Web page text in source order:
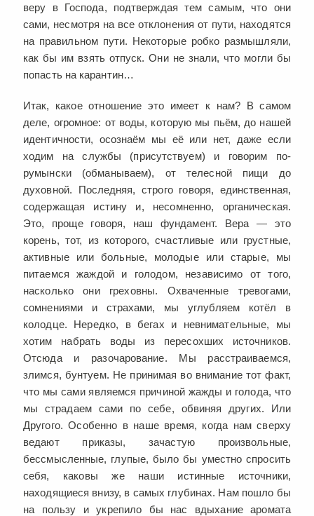
веру в Господа, подтверждая тем самым, что они
сами, несмотря на все отклонения от пути, находятся
на правильном пути. Некоторые робко размышляли,
как бы им взять отпуск. Они не знали, что могли бы
попасть на карантин…
Итак, какое отношение это имеет к нам? В самом
деле, огромное: от воды, которую мы пьём, до нашей
идентичности, осознаём мы её или нет, даже если
ходим на службы (присутствуем) и говорим по-
румынски (обманываем), от телесной пищи до
духовной. Последняя, строго говоря, единственная,
содержащая истину и, несомненно, органическая.
Это, проще говоря, наш фундамент. Вера — это
корень, тот, из которого, счастливые или грустные,
активные или больные, молодые или старые, мы
питаемся жаждой и голодом, независимо от того,
насколько они греховны. Охваченные тревогами,
сомнениями и страхами, мы углубляем котёл в
колодце. Нередко, в бегах и невнимательные, мы
хотим набрать воды из пересохших источников.
Отсюда и разочарование. Мы расстраиваемся,
злимся, бунтуем. Не принимая во внимание тот факт,
что мы сами являемся причиной жажды и голода, что
мы страдаем сами по себе, обвиняя других. Или
Другого. Особенно в наше время, когда нам сверху
ведают приказы, зачастую произвольные,
бессмысленные, глупые, было бы уместно спросить
себя, каковы же наши истинные источники,
находящиеся внизу, в самых глубинах. Нам пошло бы
на пользу и укрепило бы нас вдыхание аромата